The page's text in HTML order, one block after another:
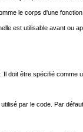
le corps d'une
est utilisable avant ou
Il doit être spécifié comme
utilisé par le code. Par